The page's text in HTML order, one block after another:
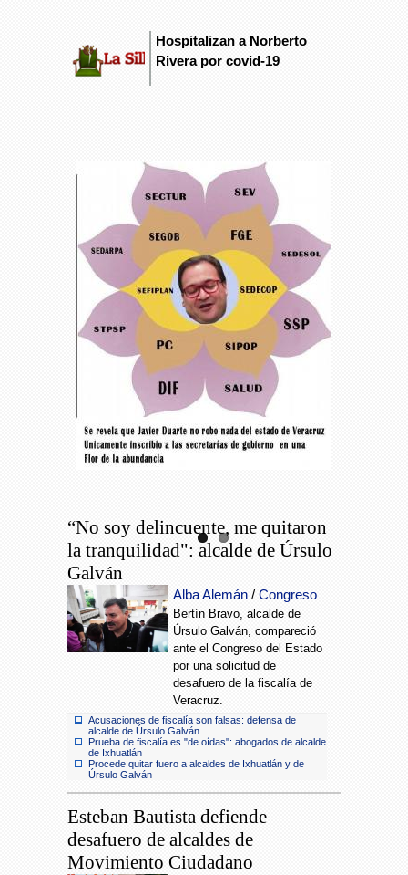
Hospitalizan a Norberto
Rivera por covid-19
“No soy delincuente, me quitaron
la tranquilidad": alcalde de Úrsulo
Galván
Alba Alemán / Congreso
Bertín Bravo, alcalde de
Úrsulo Galván, compareció
ante el Congreso del Estado
por una solicitud de
desafuero de la fiscalía de
Veracruz.
Acusaciones de fiscalía son falsas: defensa de
alcalde de Úrsulo Galván
Prueba de fiscalía es "de oídas": abogados de alcalde
de Ixhuatlán
Procede quitar fuero a alcaldes de Ixhuatlán y de
Úrsulo Galván
Esteban Bautista defiende
desafuero de alcaldes de
Movimiento Ciudadano